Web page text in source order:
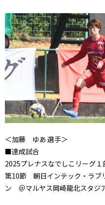
＜加藤 ゆあ 選手＞
■達成試合
2025プレナスなでしこリーグ１
第10節 朝日インテック・ラブ
ン ＠マルヤス岡崎龍北スタジ